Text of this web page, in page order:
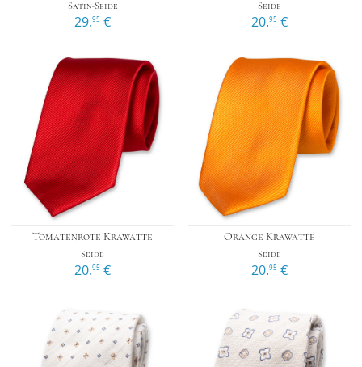
Satin-Seide
29.95 €
Seide
20.95 €
Tomatenrote Krawatte
Seide
20.95 €
Orange Krawatte
Seide
20.95 €